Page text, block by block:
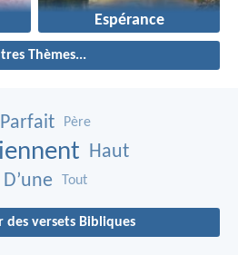
Espérance
Thèmes...
Parfait Père
Haut
D’une Tout
des versets Bibliques